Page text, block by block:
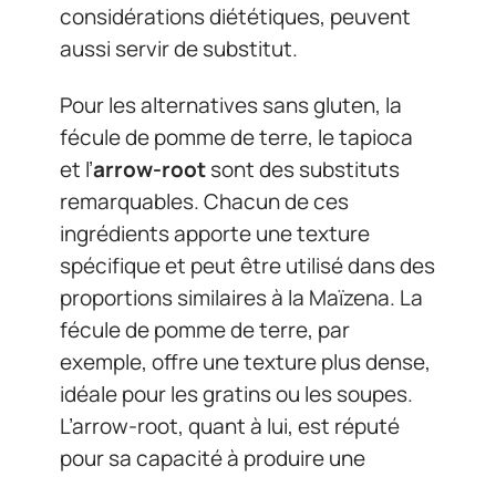
considérations diététiques, peuvent
aussi servir de substitut.
Pour les alternatives sans gluten, la
fécule de pomme de terre, le tapioca
et l’arrow-rootsont des substituts
remarquables. Chacun de ces
ingrédients apporte une texture
spécifique et peut être utilisé dans des
proportions similaires à la Maïzena. La
fécule de pomme de terre, par
exemple, offre une texture plus dense,
idéale pour les gratins ou les soupes.
L’arrow-root, quant à lui, est réputé
pour sa capacité à produire une